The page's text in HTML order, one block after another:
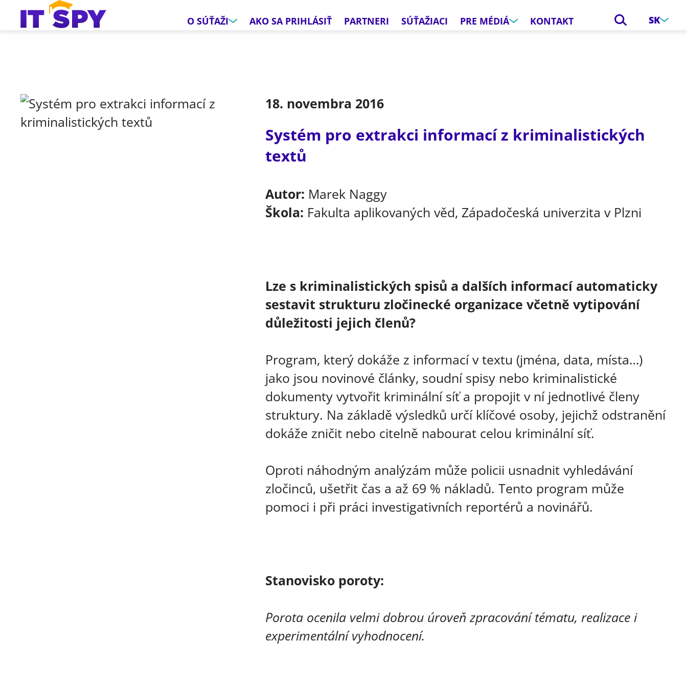
O SÚŤAŽI AKO SA PRIHLÁSIŤ PARTNERI SÚŤAŽIACI PRE MÉDIÁ KONTAKT SK
18. novembra 2016
Systém pro extrakci informací z kriminalistických
textů
Autor: Marek Naggy
Škola: Fakulta aplikovaných věd, Západočeská univerzita v Plzni
Lze s kriminalistických spisů a dalších informací automaticky
sestavit strukturu zločinecké organizace včetně vytipování
důležitosti jejich členů?
Program, který dokáže z informací v textu (jména, data, místa…)
jako jsou novinové články, soudní spisy nebo kriminalistické
dokumenty vytvořit kriminální síť a propojit v ní jednotlivé členy
struktury. Na základě výsledků určí klíčové osoby, jejichž odstranění
dokáže zničit nebo citelně nabourat celou kriminální síť.
Oproti náhodným analýzám může policii usnadnit vyhledávání
zločinců, ušetřit čas a až 69 % nákladů. Tento program může
pomoci i při práci investigativních reportérů a novinářů.
Stanovisko poroty:
Porota ocenila velmi dobrou úroveň zpracování tématu, realizace i
experimentální vyhodnocení.